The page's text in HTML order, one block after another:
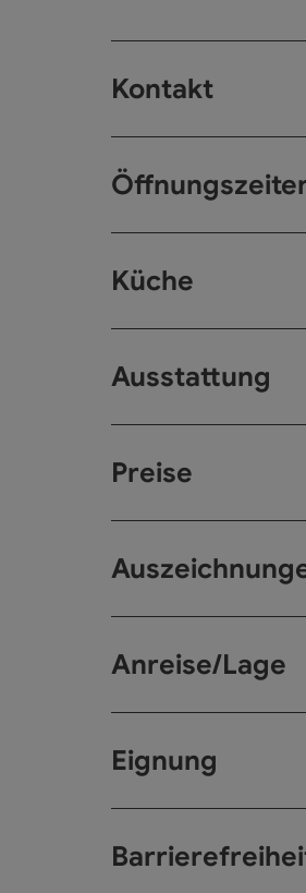
Kontakt
Küche
Ausstattung
Preise
Anreise/Lage
Eignung